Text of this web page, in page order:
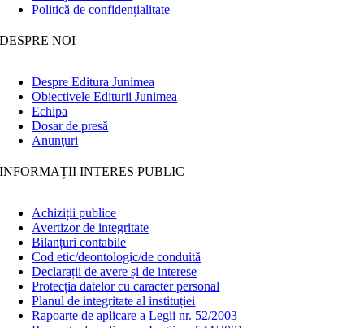
Politică de confidențialitate
DESPRE NOI
Despre Editura Junimea
Obiectivele Editurii Junimea
Echipa
Dosar de presă
Anunţuri
INFORMAȚII INTERES PUBLIC
Achiziții publice
Avertizor de integritate
Bilanțuri contabile
Cod etic/deontologic/de conduită
Declarații de avere și de interese
Protecția datelor cu caracter personal
Planul de integritate al instituției
Rapoarte de aplicare a Legii nr. 52/2003